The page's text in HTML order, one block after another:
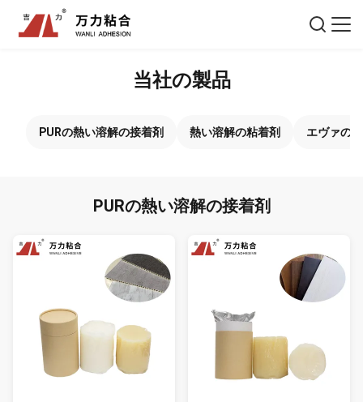
当社の製品
PURの熱い溶解の接着剤 熱い溶解の粘着剤 エヴァの
PURの熱い溶解の接着剤